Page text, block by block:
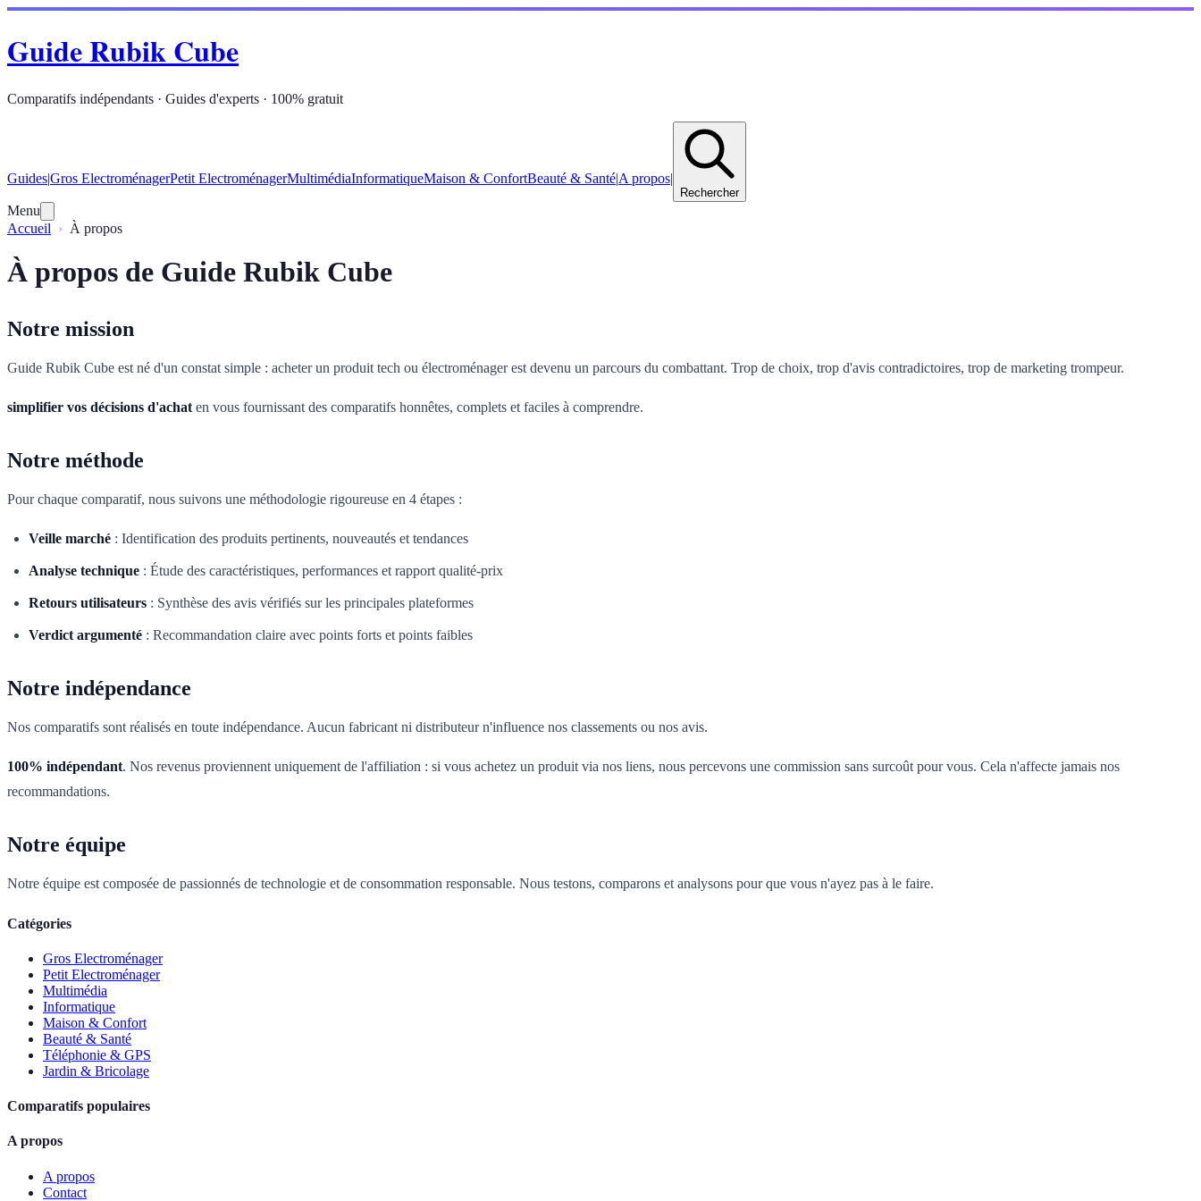
Guide Rubik Cube
Comparatifs indépendants · Guides d'experts · 100% gratuit
Guides|Gros ElectroménagerPetit ElectroménagerMultimédiaInformatiqueMaison & ConfortBeauté & Santé|A propos|
Rechercher
Menu
Accueil
À propos
À propos de Guide Rubik Cube
Notre mission
Guide Rubik Cube est né d'un constat simple : acheter un produit tech ou électroménager est devenu un parcours du combattant. Trop de choix, trop d'avis contradictoires, trop de marketing trompeur.
simplifier vos décisions d'achat en vous fournissant des comparatifs honnêtes, complets et faciles à comprendre.
Notre méthode
Pour chaque comparatif, nous suivons une méthodologie rigoureuse en 4 étapes :
Veille marché : Identification des produits pertinents, nouveautés et tendances
Analyse technique : Étude des caractéristiques, performances et rapport qualité-prix
Retours utilisateurs : Synthèse des avis vérifiés sur les principales plateformes
Verdict argumenté : Recommandation claire avec points forts et points faibles
Notre indépendance
Nos comparatifs sont réalisés en toute indépendance. Aucun fabricant ni distributeur n'influence nos classements ou nos avis.
100% indépendant. Nos revenus proviennent uniquement de l'affiliation : si vous achetez un produit via nos liens, nous percevons une commission sans surcoût pour vous. Cela n'affecte jamais nos
recommandations.
Notre équipe
Notre équipe est composée de passionnés de technologie et de consommation responsable. Nous testons, comparons et analysons pour que vous n'ayez pas à le faire.
Catégories
Gros Electroménager
Petit Electroménager
Multimédia
Informatique
Maison & Confort
Beauté & Santé
Téléphonie & GPS
Jardin & Bricolage
Comparatifs populaires
A propos
A propos
Contact